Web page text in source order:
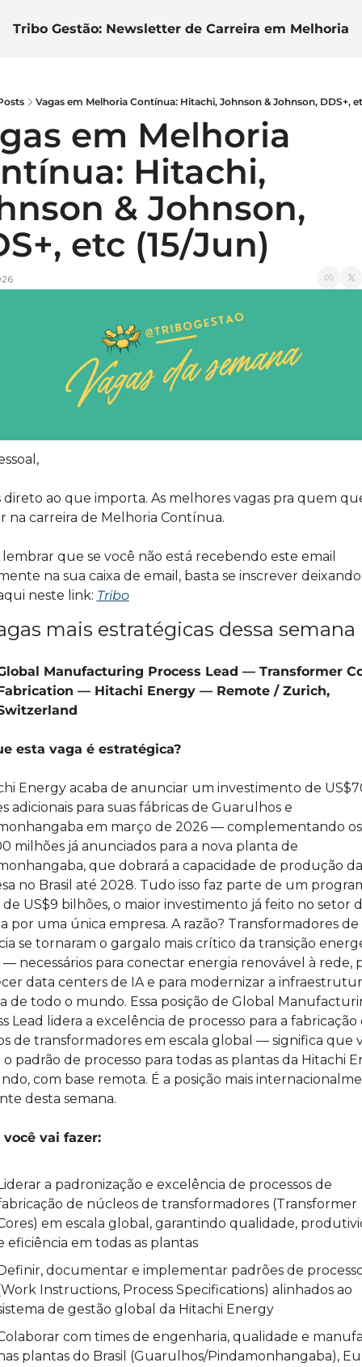
Tribo Gestão: Newsletter de Carreira em Melhoria
Vagas em Melhoria Contínua: Hitachi, Johnson & Johnson, DDS+,
em Melhoria
Hitachi,
& Johnson,
etc (15/Jun)
direto ao que importa. As melhores vagas pra quem
na carreira de Melhoria Contínua.
lembrar que se você não está recebendo este email
na sua caixa de email, basta se inscrever
neste link: Tribo
mais estratégicas dessa semana
Manufacturing Process Lead — Transformer
— Hitachi Energy — Remote / Zurich,
esta vaga é estratégica?
Energy acaba de anunciar um investimento de
adicionais para suas fábricas de Guarulhos e
em março de 2026 — complementando os
milhões já anunciados para a nova planta de
que dobrará a capacidade de produção da
no Brasil até 2028. Tudo isso faz parte de um
US$9 bilhões, o maior investimento já feito no setor
por uma única empresa. A razão? Transformadores de
se tornaram o gargalo mais crítico da transição
necessários para conectar energia renovável à rede,
data centers de IA e para modernizar a
de todo o mundo. Essa posição de Global
Lead lidera a excelência de processo para a fabricação
de transformadores em escala global — significa que
padrão de processo para todas as plantas da Hitachi
com base remota. É a posição mais
desta semana.
você vai fazer:
a padronização e excelência de processos de
de núcleos de transformadores (Transformer
em escala global, garantindo qualidade,
eficiência em todas as plantas
documentar e implementar padrões de
Instructions, Process Specifications) alinhados ao
de gestão global da Hitachi Energy
com times de engenharia, qualidade e
plantas do Brasil (Guarulhos/Pindamonhangaba),